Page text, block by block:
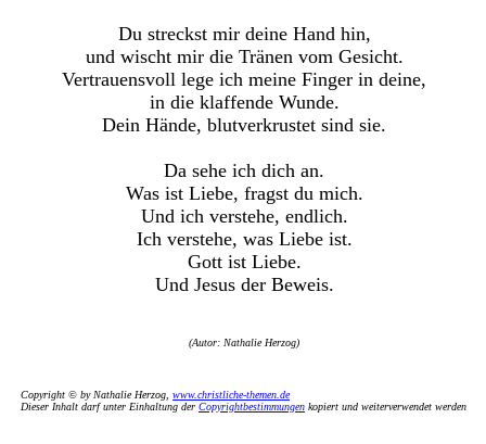
Du streckst mir deine Hand hin,
und wischt mir die Tränen vom Gesicht.
Vertrauensvoll lege ich meine Finger in deine,
in die klaffende Wunde.
Dein Hände, blutverkrustet sind sie.
Da sehe ich dich an.
Was ist Liebe, fragst du mich.
Und ich verstehe, endlich.
Ich verstehe, was Liebe ist.
Gott ist Liebe.
Und Jesus der Beweis.
(Autor: Nathalie Herzog)
Copyright © by Nathalie Herzog, www.christliche-themen.de
Dieser Inhalt darf unter Einhaltung der Copyrightbestimmungen kopiert und weiterverwendet werden